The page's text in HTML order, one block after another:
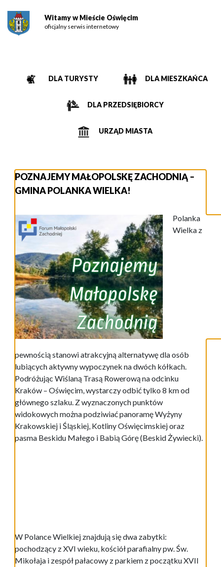
Witamy w Mieście Oświęcim
oficjalny serwis internetowy
DLA TURYSTY DLA MIESZKAŃCA
DLA PRZEDSIĘBIORCY
URZĄD MIASTA
POZNAJEMY MAŁOPOLSKĘ ZACHODNIĄ –
GMINA POLANKA WIELKA!
Polanka
Wielka z
pewnością stanowi atrakcyjną alternatywę dla osób
lubiących aktywny wypoczynek na dwóch kółkach.
Podróżując Wiślaną Trasą Rowerową na odcinku
Kraków – Oświęcim, wystarczy odbić tylko 8 km od
głównego szlaku. Z wyznaczonych punktów
widokowych można podziwiać panoramę Wyżyny
Krakowskiej i Śląskiej, Kotliny Oświęcimskiej oraz
pasma Beskidu Małego i Babią Górę (Beskid Żywiecki).
W Polance Wielkiej znajdują się dwa zabytki:
pochodzący z XVI wieku, kościół parafialny pw. Św.
Mikołaja i zespół pałacowy z parkiem z początku XVII